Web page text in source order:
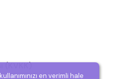
(KVKK)
en verimli hale